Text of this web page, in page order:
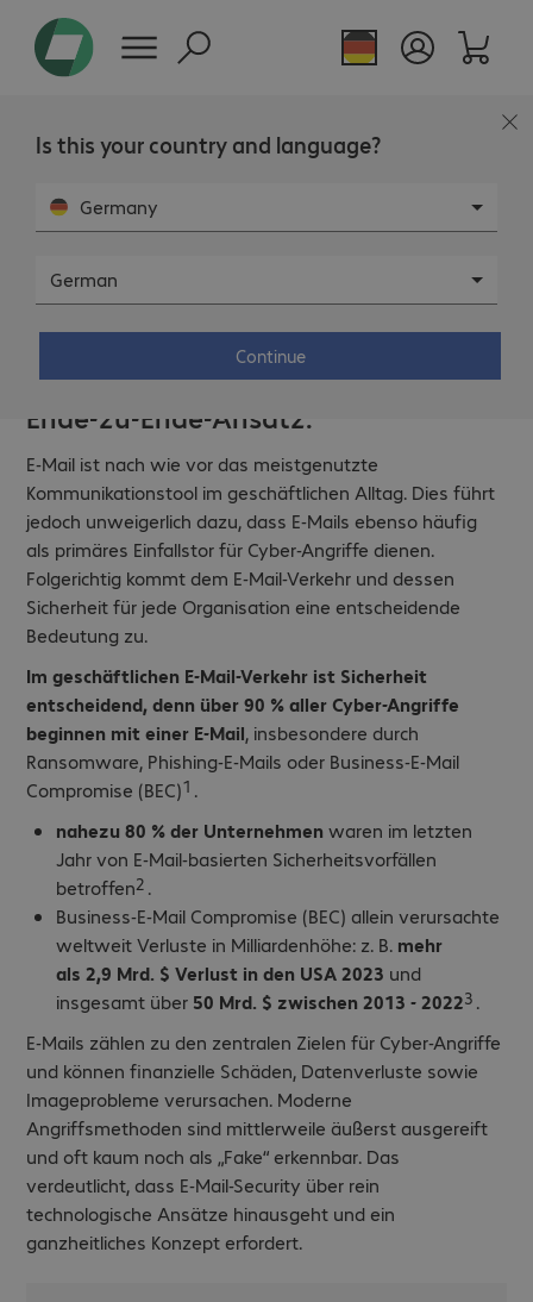
Is this your country and language?
Germany
German
Continue
E-Mail-Sicherheit für Kommunen,
KRITIS und den Mittelstand.
Europäische Lösungen mit einem
Ende-zu-Ende-Ansatz.
E-Mail ist nach wie vor das meistgenutzte
Kommunikationstool im geschäftlichen Alltag. Dies führt
jedoch unweigerlich dazu, dass E-Mails ebenso häufig
als primäres Einfallstor für Cyber-Angriffe dienen.
Folgerichtig kommt dem E-Mail-Verkehr und dessen
Sicherheit für jede Organisation eine entscheidende
Bedeutung zu.
Im geschäftlichen E-Mail-Verkehr ist Sicherheit
entscheidend, denn über 90 % aller Cyber-Angriffe
beginnen mit einer E-Mail, insbesondere durch
Ransomware, Phishing-E-Mails oder Business-E-Mail
Compromise (BEC)1 .
nahezu 80 % der Unternehmen waren im letzten
Jahr von E-Mail-basierten Sicherheitsvorfällen
betroffen2 .
Business-E-Mail Compromise (BEC) allein verursachte
weltweit Verluste in Milliardenhöhe: z. B. mehr
als 2,9 Mrd. $ Verlust in den USA 2023 und
insgesamt über 50 Mrd. $ zwischen 2013 - 20223 .
E-Mails zählen zu den zentralen Zielen für Cyber-Angriffe
und können finanzielle Schäden, Datenverluste sowie
Imageprobleme verursachen. Moderne
Angriffsmethoden sind mittlerweile äußerst ausgereift
und oft kaum noch als „Fake“ erkennbar. Das
verdeutlicht, dass E-Mail-Security über rein
technologische Ansätze hinausgeht und ein
ganzheitliches Konzept erfordert.